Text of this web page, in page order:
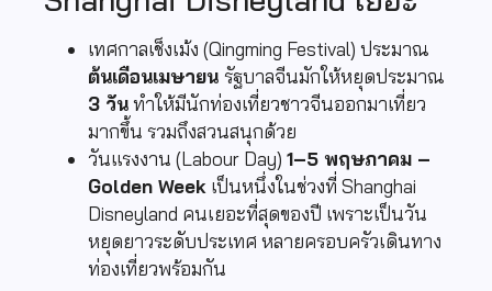
เทศกาลเช็งเม้ง (Qingming Festival) ประมาณ
ต้นเดือนเมษายน รัฐบาลจีนมักให้หยุดประมาณ
3 วันทำให้มีนักท่องเที่ยวชาวจีนออกมาเที่ยว
มากขึ้น รวมถึงสวนสนุกด้วย
วันแรงงาน (Labour Day) 1–5 พฤษภาคม –
Golden Week เป็นหนึ่งในช่วงที่ Shanghai
Disneyland คนเยอะที่สุดของปี เพราะเป็นวัน
หยุดยาวระดับประเทศ หลายครอบครัวเดินทาง
ท่องเที่ยวพร้อมกัน